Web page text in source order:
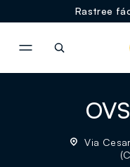
Rastree
Via